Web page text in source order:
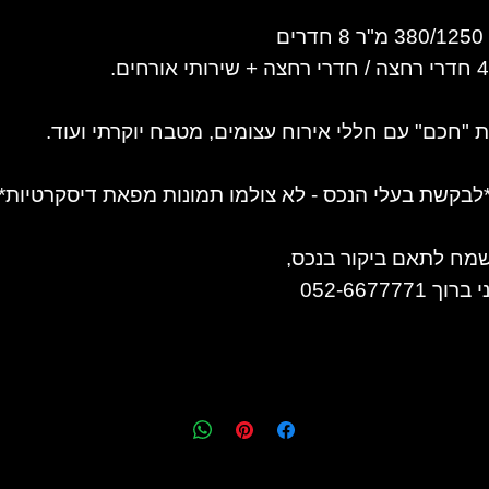
"חכם" עם חללי אירוח עצומים, מטבח יוקרתי ועוד.
בעלי הנכס - לא צולמו תמונות מפאת
לתאם ביקור בנכס,
052-6677771